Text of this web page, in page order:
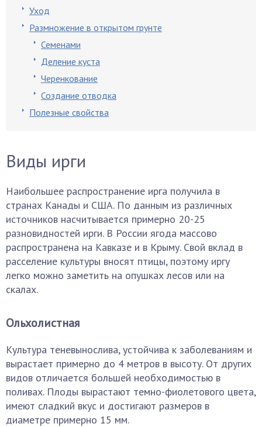
Уход
Размножение в открытом грунте
Семенами
Деление куста
Черенкование
Создание отводка
Полезные свойства
Виды ирги
Наибольшее распространение ирга получила в
странах Канады и США. По данным из различных
источников насчитывается примерно 20-25
разновидностей ирги. В России ягода массово
распространена на Кавказе и в Крыму. Свой вклад в
расселение культуры вносят птицы, поэтому иргу
легко можно заметить на опушках лесов или на
скалах.
Ольхолистная
Культура теневынослива, устойчива к заболеваниям и
вырастает примерно до 4 метров в высоту. От других
видов отличается большей необходимостью в
поливах. Плоды вырастают темно-фиолетового цвета,
имеют сладкий вкус и достигают размеров в
диаметре примерно 15 мм.